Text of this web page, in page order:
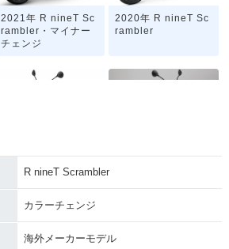
2021年 R nineT Sc
rambler・マイナー
チェンジ
2020年 R nineT Sc
rambler
ramblerR nineT Scrambler
カラーチェンジ
海外メーカーモデル